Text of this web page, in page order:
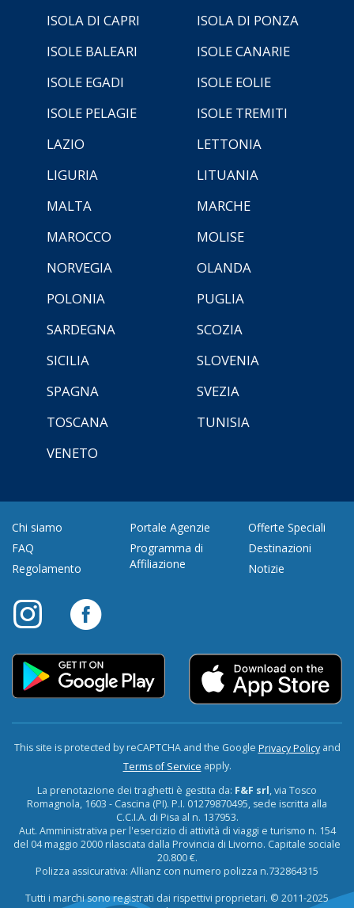
ISOLA DI CAPRI
ISOLA DI PONZA
ISOLE BALEARI
ISOLE CANARIE
ISOLE EGADI
ISOLE EOLIE
ISOLE PELAGIE
ISOLE TREMITI
LAZIO
LETTONIA
LIGURIA
LITUANIA
MALTA
MARCHE
MAROCCO
MOLISE
NORVEGIA
OLANDA
POLONIA
PUGLIA
SARDEGNA
SCOZIA
SICILIA
SLOVENIA
SPAGNA
SVEZIA
TOSCANA
TUNISIA
VENETO
Chi siamo
FAQ
Regolamento
Portale Agenzie
Programma di
Affiliazione
Offerte Speciali
Destinazioni
Notizie
This site is protected by reCAPTCHA and the Google Privacy Policyand
Terms of Service apply.
La prenotazione dei traghetti è gestita da: F&F srl, via Tosco
Romagnola, 1603 - Cascina (PI). P.I. 01279870495, sede iscritta alla
C.C.I.A. di Pisa al n. 137953.
Aut. Amministrativa per l'esercizio di attività di viaggi e turismo n. 154
del 04 maggio 2000 rilasciata dalla Provincia di Livorno. Capitale sociale
20.800 €.
Polizza assicurativa: Allianz con numero polizza n.732864315
Tutti i marchi sono registrati dai rispettivi proprietari. © 2011-2025